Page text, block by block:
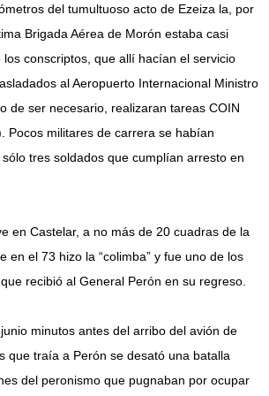
del tumultuoso acto de Ezeiza la, por
Brigada Aérea de Morón estaba casi
conscriptos, que allí hacían el servicio
al Aeropuerto Internacional Ministro
de ser necesario, realizaran tareas COIN
Pocos militares de carrera se habían
tres soldados que cumplían arresto en
en Castelar, a no más de 20 cuadras de la
en el 73 hizo la “colimba” y fue uno de los
recibió al General Perón en su regreso.
minutos antes del arribo del avión de
que traía a Perón se desató una batalla
del peronismo que pugnaban por ocupar